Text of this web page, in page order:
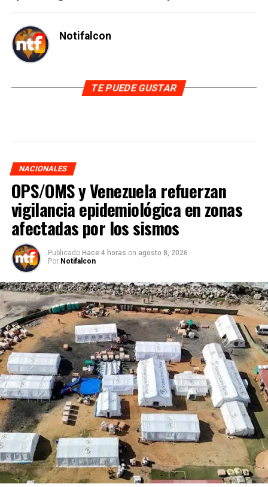
Notifalcon
TE PUEDE GUSTAR
NACIONALES
OPS/OMS y Venezuela refuerzan
vigilancia epidemiológica en zonas
afectadas por los sismos
Publicado Hace 4 horas on agosto 8, 2026
Por Notifalcon